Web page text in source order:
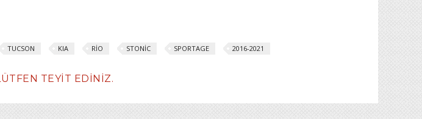
TUCSON KIA RİO STONİC SPORTAGE 2016-2021
TEYIT EDINIZ.